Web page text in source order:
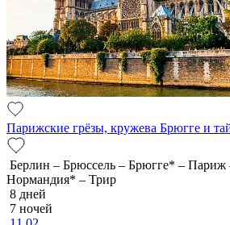
Парижские грёзы, кружева Брюгге и
Берлин – Брюссель – Брюгге* – Париж
Нормандия* – Трир
8 дней
7 ночей